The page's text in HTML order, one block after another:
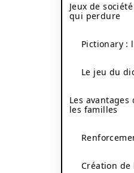
Jeux de
qui perdure
Pictionary :
Le jeu du
Les
les familles
Création de